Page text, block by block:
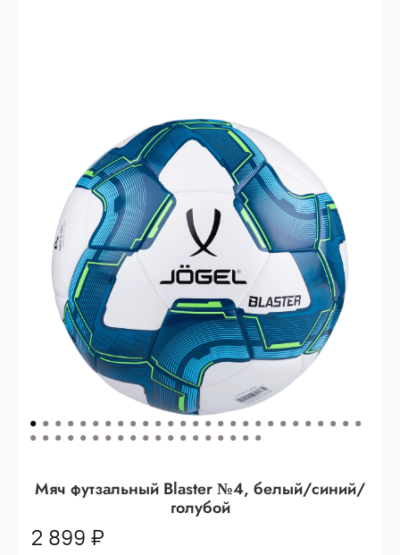
сумма всех заказов за 6 месяцев -
30.000 рублей.
Опт 3(33%)- сумма всех заказов за 6 месяцев
80.000 рублей
Опт 2 (36%)- сумма всех заказов за 6 месяцев
200.000 рублей.
Опт 1(38%) -
сумма всех заказов за 6 месяцев -
400.000 рублей.
Мяч футзальный Blaster №4, белый/синий/
голубой
2 899 ₽